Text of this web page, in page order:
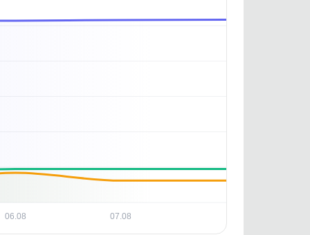
По
06.08 07.08